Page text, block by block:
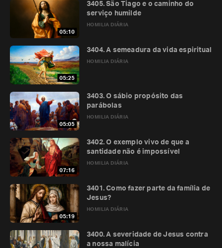
05:10
HOMILIA DIÁRIA
3405. São Tiago e o caminho do
serviço humilde
05:25
HOMILIA DIÁRIA
3404. A semeadura da vida espiritual
05:05
HOMILIA DIÁRIA
3403. O sábio propósito das
parábolas
07:16
HOMILIA DIÁRIA
3402. O exemplo vivo de que a
santidade não é impossível
05:19
HOMILIA DIÁRIA
3401. Como fazer parte da família de
Jesus?
3400. A severidade de Jesus contra
a nossa malícia